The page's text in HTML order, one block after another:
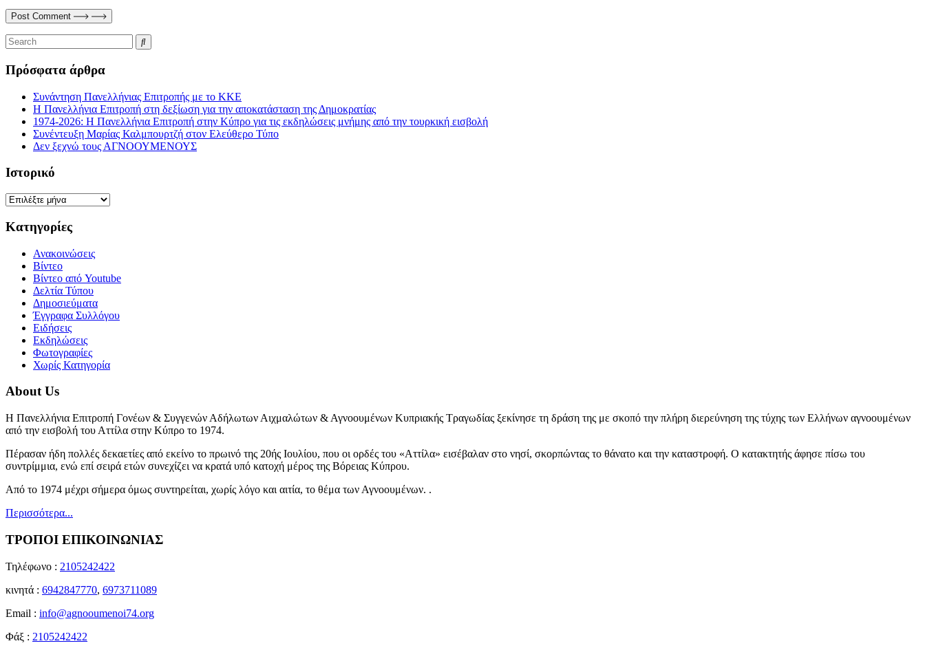
Post Comment
Πρόσφατα άρθρα
Συνάντηση Πανελλήνιας Επιτροπής με το ΚΚΕ
Η Πανελλήνια Επιτροπή στη δεξίωση για την αποκατάσταση της Δημοκρατίας
1974-2026: Η Πανελλήνια Επιτροπή στην Κύπρο για τις εκδηλώσεις μνήμης από την τουρκική εισβολή
Συνέντευξη Μαρίας Καλμπουρτζή στον Ελεύθερο Τύπο
Δεν ξεχνώ τους ΑΓΝΟΟΥΜΕΝΟΥΣ
Ιστορικό
Ιστορικό
Kατηγορίες
Ανακοινώσεις
Βίντεο
Βίντεο από Youtube
Δελτία Τύπου
Δημοσιεύματα
Έγγραφα Συλλόγου
Ειδήσεις
Εκδηλώσεις
Φωτογραφίες
Χωρίς Κατηγορία
About Us
Η Πανελλήνια Επιτροπή Γονέων & Συγγενών Αδήλωτων Αιχμαλώτων & Αγνοουμένων Κυπριακής Τραγωδίας ξεκίνησε τη δράση της με σκοπό την πλήρη διερεύνηση της τύχης των Ελλήνων αγνοουμένων
από την εισβολή του Αττίλα στην Κύπρο το 1974.
Πέρασαν ήδη πολλές δεκαετίες από εκείνο το πρωινό της 20ής Ιουλίου, που οι ορδές του «Αττίλα» εισέβαλαν στο νησί, σκορπώντας το θάνατο και την καταστροφή. Ο κατακτητής άφησε πίσω του
συντρίμμια, ενώ επί σειρά ετών συνεχίζει να κρατά υπό κατοχή μέρος της Βόρειας Κύπρου.
Από το 1974 μέχρι σήμερα όμως συντηρείται, χωρίς λόγο και αιτία, το θέμα των Αγνοουμένων. .
Περισσότερα...
ΤΡΟΠΟΙ ΕΠΙΚΟΙΝΩΝΙΑΣ
Τηλέφωνο : 2105242422
κινητά : 6942847770, 6973711089
Email : info@agnooumenoi74.org
Φάξ : 2105242422